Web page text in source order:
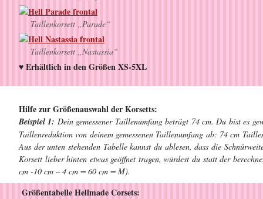
Taillenkorsett „Parade“
Taillenkorsett „Nastassia“
♥ Erhältlich in den Größen XS-5XL
Hilfe zur Größenauswahl der Korsetts:
Beispiel 1: Dein gemessener Taillenumfang beträgt 74 cm. Du bist es
Taillenreduktion von deinem gemessenen Taillenumfang ab: 74 cm
Aus der unten stehenden Tabelle kannst du ablesen, dass die
Korsett lieber hinten etwas geöffnet tragen, würdest du statt der
cm -10 cm – 4 cm = 60 cm = M).
Größentabelle Hellmade Corsets: